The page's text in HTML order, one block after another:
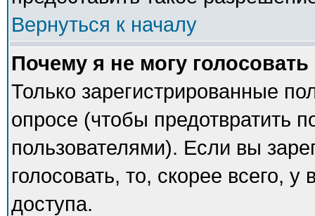
Вернуться к началу
Почему я не могу
Только зарегистрированные
опросе (чтобы предотвратить
пользователями). Если вы
голосовать, то, скорее всего,
доступа.